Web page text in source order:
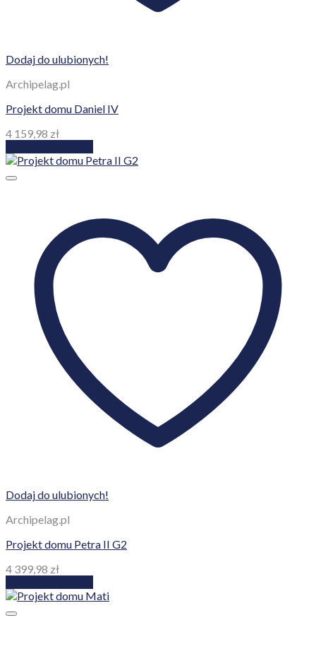
Dodaj do ulubionych!
Archipelag.pl
Projekt domu Daniel IV
4 159,98 zł
Dodaj do ulubionych!
Archipelag.pl
Projekt domu Petra II G2
4 399,98 zł